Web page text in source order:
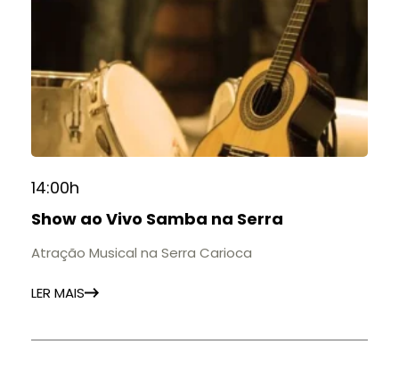
14:00h
Show ao Vivo Samba na Serra
Atração Musical na Serra Carioca
LER MAIS